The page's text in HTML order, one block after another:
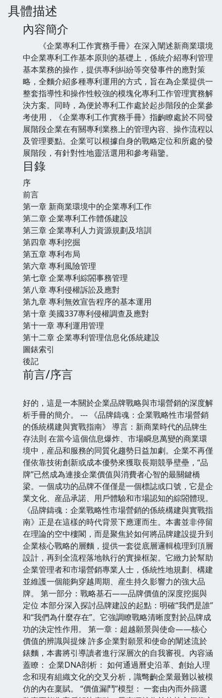
具體描述
內容簡介
《企業專利工作實務手冊》在深入闡述新商業環境
中企業專利工作基本原則的基礎上，係統介紹專利管理
基本業務的操作，提供專利糾紛等突發事件的應對策
略，全麵介紹多種專利運用的方式，旨在為企業提供一
整套指導性和操作性較強的模塊化專利工作管理實務解
決方案。同時，為便於專利工作處於起步階段的企業參
考使用，《企業專利工作實務手冊》指齣瞭處於不同發
展階段企業在有關專利業務上的管理內容、操作流程以
及管理要點。企業可以根據自身的戰略定位和所處的發
展階段，有針對性地靈活選用和參考藉鑒。
目錄
序
前言
第一章 新商業環境中的企業專利工作
第二章 企業專利工作體係建設
第三章 企業專利人力資源規劃及培訓
第四章 專利挖掘
第五章 專利布局
第六章 專利風險管理
第七章 企業專利綜閤事務管理
第八章 專利侵權訴訟及應對
第九章 專利無效宣告程序的基本運用
第十章 美國337專利侵權調查及應對
第十一章 專利運用管理
第十二章 企業專利管理信息化係統建設
圖錶索引
後記
前言/序言
好的，這是一本關於企業品牌戰略與市場營銷的深度解
析手冊的簡介。 --- 《品牌鑄魂：企業戰略性市場營銷
的係統構建與實戰指南》 導言：新商業時代的品牌生
存法則 在當今這個信息爆炸、市場瞬息萬變的商業環
境中，産品和服務的同質化趨勢日益加劇。企業不再僅
僅依靠技術創新或成本優勢來獲取長期競爭壁壘，“品
牌”已然成為連接企業價值與消費者心智的最關鍵橋
梁。一個成功的品牌不僅僅是一個標誌或口號，它是企
業文化、産品承諾、用戶體驗和市場認知的綜閤體現。
《品牌鑄魂：企業戰略性市場營銷的係統構建與實戰指
南》正是在這樣的時代背景下應運而生。本書並非停留
在理論的空中樓閣，而是聚焦於如何將品牌建設提升到
企業核心戰略的層麵，提供一套從底層邏輯梳理到頂層
設計，再到全流程落地執行的實操框架。它緻力於幫助
企業管理者和市場營銷專業人士，係統性地規劃、構建
並維護一個能夠穿越周期、産生持久影響力的強大品
牌。 第一部分：戰略基石——品牌價值的深度挖掘與
定位 本部分深入探討品牌建設的起點：明確“我們是誰”
和“我們為什麼存在”。它強調瞭戰略清晰度對於品牌成
功的決定性作用。 第一章：超越願景與使命——核心
價值的辨識與提煉 許多企業對願景和使命的闡述流於
錶麵，本書將引導讀者進行深層次的自我審視。內容涵
蓋瞭： 企業DNA剖析： 如何通過曆史沿革、創始人理
念和現有組織文化的交叉分析，識彆齣企業最難以被模
仿的內在稟賦。 “價值漏鬥”模型： 一套由內而外篩選